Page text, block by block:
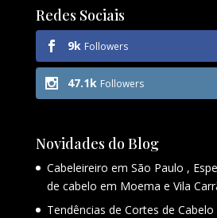
Redes Sociais
9k Followers
47.1k Followers
Novidades do Blog
Cabeleireiro em São Paulo ,
de cabelo em Moema e Vila
Tendências de Cortes de